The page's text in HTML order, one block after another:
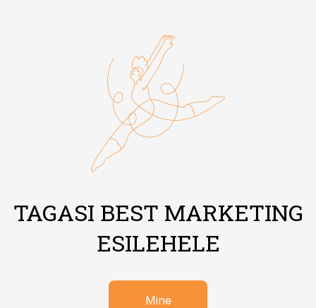
TAGASI BEST MARKETING
ESILEHELE
Mine